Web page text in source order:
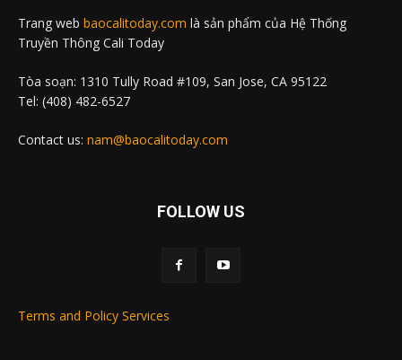
Trang web baocalitoday.com là sản phẩm của Hệ Thống
Truyền Thông Cali Today
Tòa soạn: 1310 Tully Road #109, San Jose, CA 95122
Tel: (408) 482-6527
Contact us: nam@baocalitoday.com
FOLLOW US
Terms and Policy Services